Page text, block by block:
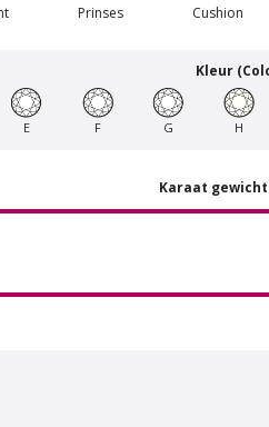
Amstel Frankendael
Prinses Cushion
Kleur
E F G H
Karaat